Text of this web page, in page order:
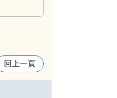
回上一頁